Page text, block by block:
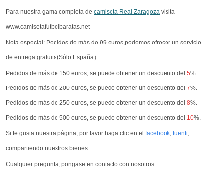
Para nuestra gama completa de camiseta Real Zaragoza visita
www.camisetafutbolbaratas.net
Nota especial: Pedidos de más de 99 euros,podemos ofrecer un servicio
de entrega gratuita(Sólo España）.
Pedidos de más de 150 euros, se puede obtener un descuento del 5%.
Pedidos de más de 200 euros, se puede obtener un descuento del 7%.
Pedidos de más de 250 euros, se puede obtener un descuento del 8%.
Pedidos de más de 500 euros, se puede obtener un descuento del 10%.
Si te gusta nuestra página, por favor haga clic en el facebook, tuenti,
compartiendo nuestros bienes.
Cualquier pregunta, pongase en contacto con nosotros: